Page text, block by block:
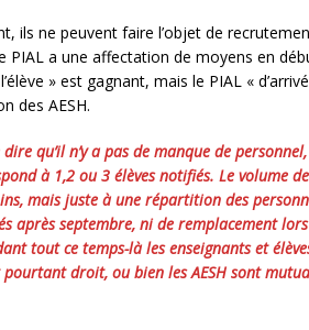
ils ne peuvent faire l’objet de
a une affectation de moyens en
» est gagnant, mais le PIAL «
des AESH.
qu’il n’y a pas de manque de personnel,
à 1,2 ou 3 élèves notifiés. Le volume
mais juste à une répartition des
après septembre, ni de remplacement lors
tout ce temps-là les enseignants et
droit, ou bien les AESH sont